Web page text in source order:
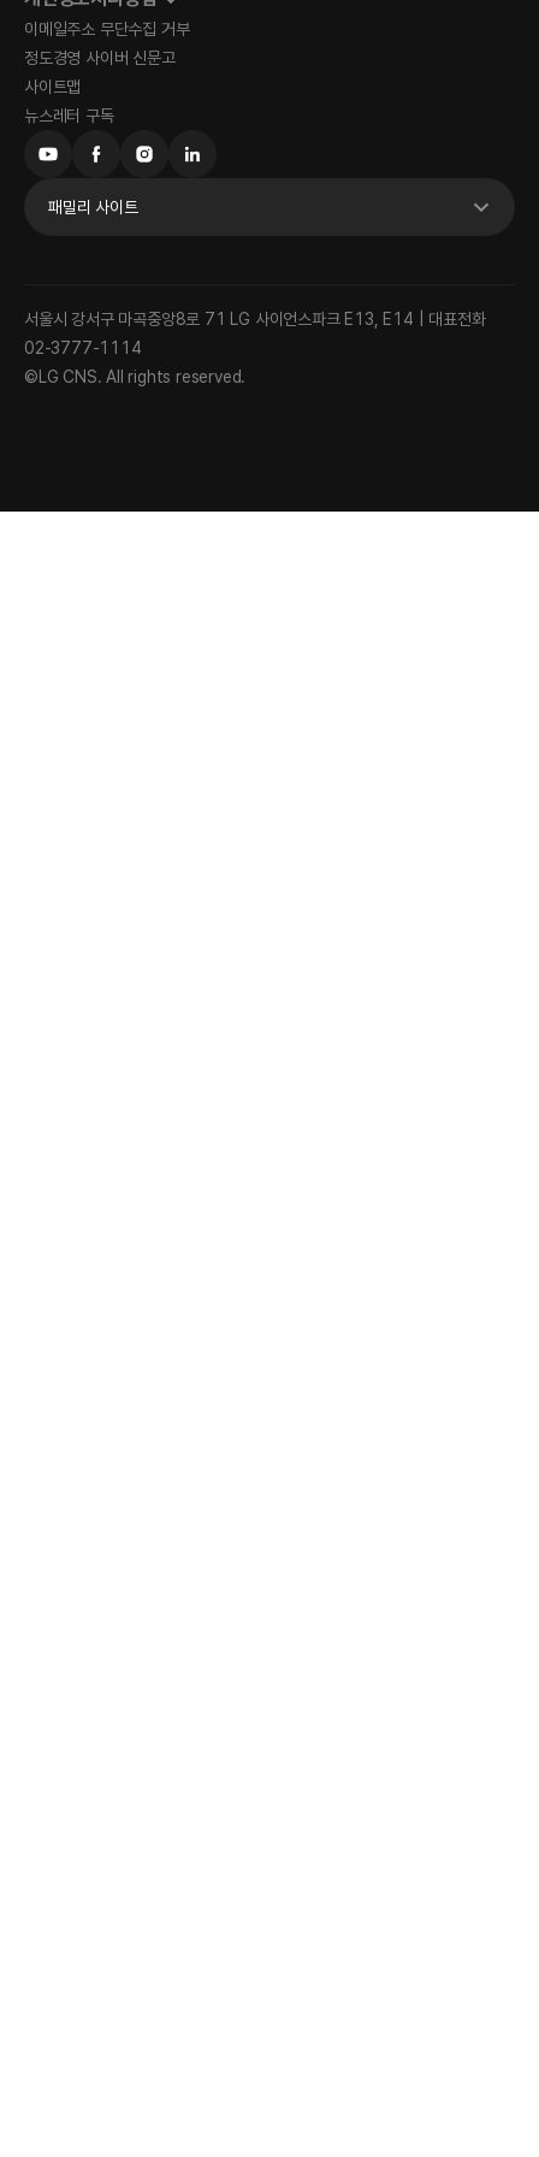
이메일주소 무단수집 거부
정도경영 사이버 신문고
사이트맵
뉴스레터 구독
패밀리 사이트
서울시 강서구 마곡중앙8로 71 LG 사이언스파크 E13, E14 | 대표전화
02-3777-1114
©LG CNS. All rights reserved.